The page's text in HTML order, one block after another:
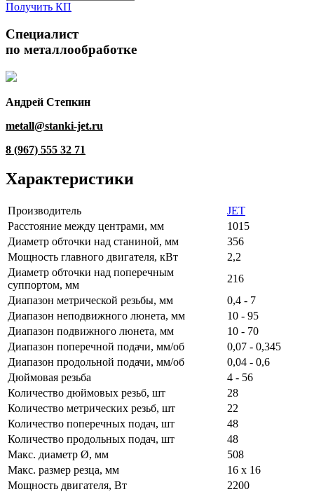
Получить КП
Специалист
по металлообработке
Андрей Степкин
metall@stanki-jet.ru
8 (967) 555 32 71
Характеристики
Производитель
JET
Расстояние между центрами, мм
1015
Диаметр обточки над станиной, мм
356
Мощность главного двигателя, кВт
2,2
Диаметр обточки над поперечным
суппортом, мм
216
Диапазон метрической резьбы, мм
0,4 - 7
Диапазон неподвижного люнета, мм
10 - 95
Диапазон подвижного люнета, мм
10 - 70
Диапазон поперечной подачи, мм/об
0,07 - 0,345
Диапазон продольной подачи, мм/об
0,04 - 0,6
Дюймовая резьба
4 - 56
Количество дюймовых резьб, шт
28
Количество метрических резьб, шт
22
Количество поперечных подач, шт
48
Количество продольных подач, шт
48
Макс. диаметр Ø, мм
508
Макс. размер резца, мм
16 x 16
Мощность двигателя, Вт
2200